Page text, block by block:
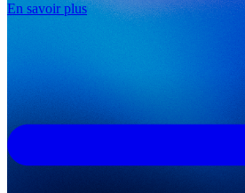
En savoir plus